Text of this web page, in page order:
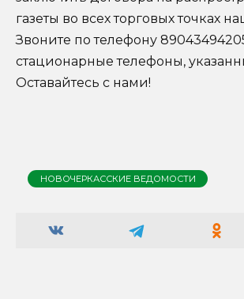
газеты во всех торговых точках
Звоните по телефону
стационарные телефоны,
Оставайтесь с нами!
НОВОЧЕРКАССКИЕ ВЕДОМОСТИ